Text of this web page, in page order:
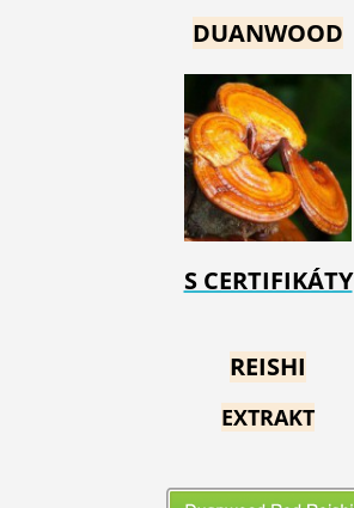
DUANWOOD
S CERTIFIKÁTY
REISHI
EXTRAKT